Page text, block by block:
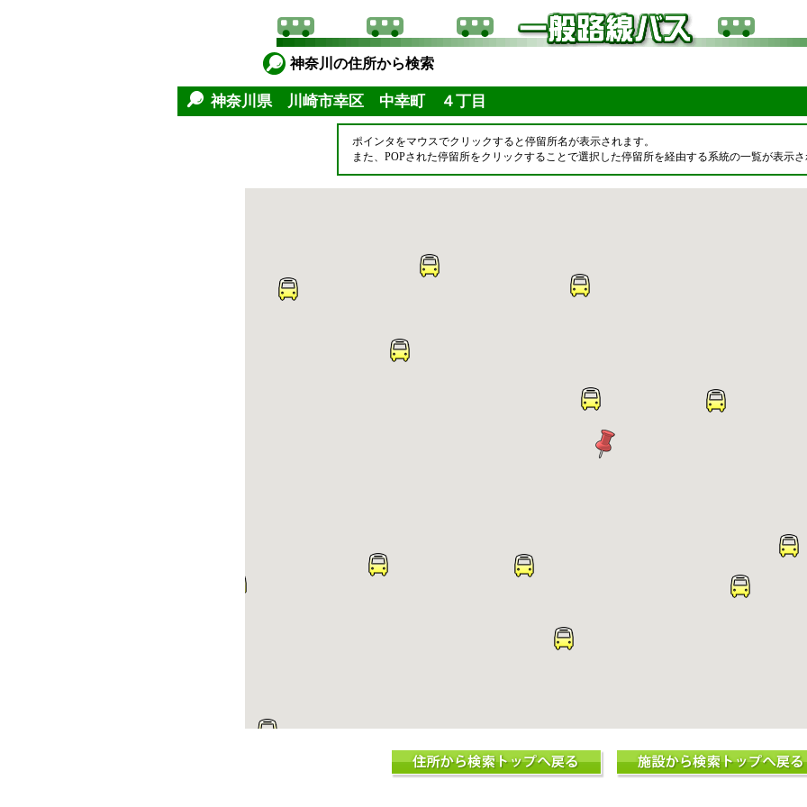
神奈川の住所から検索
神奈川県 川崎市幸区 中幸町 ４丁目
ポインタをマウスでクリックすると停留所名が表示されます。
また、POPされた停留所をクリックすることで選択した停留所を経由する系統の一覧が表示